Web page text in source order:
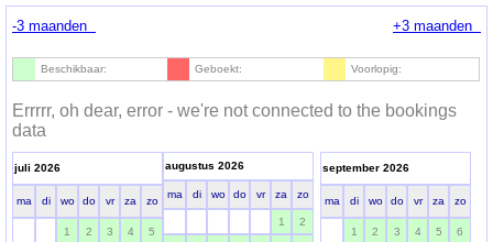
-3 maanden +3 maanden
Beschikbaar: Geboekt: Voorlopig:
Errrrr, oh dear, error - we're not connected to the bookings
data
juli 2026
ma di wo do vr za zo
1 2 3 4 5
augustus 2026
ma di wo do vr za zo
1 2
september 2026
ma di wo do vr za zo
1 2 3 4 5 6